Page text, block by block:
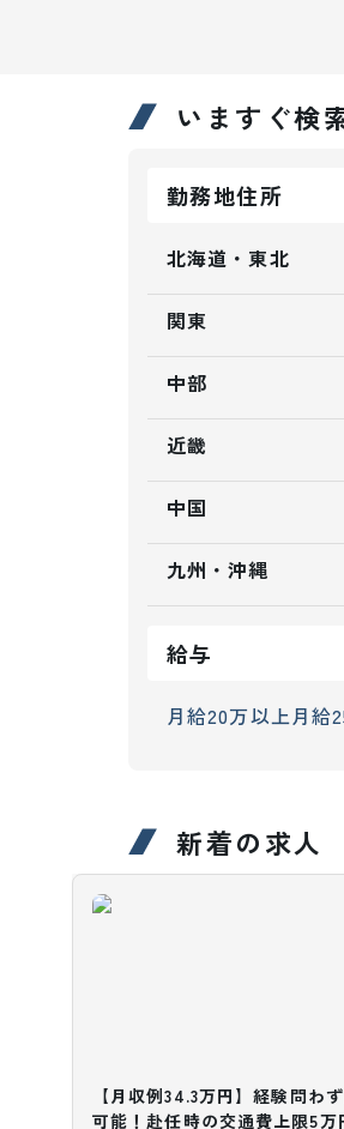
いますぐ検
勤務地住所
北海道・東北
関東
中部
近畿
中国
九州・沖縄
給与
月給20万以上月給
新着の求人
【月収例34.3万円】経験問わ
可能！赴任時の交通費上限5